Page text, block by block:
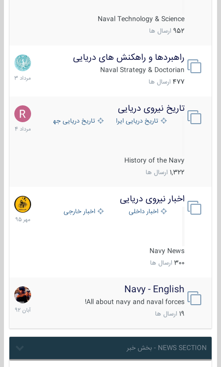
Naval Technology & Science
952 ارسال ها
راهبردها و راهکنش های دریایی
Naval Strategy & Doctorian
477 ارسال ها
2
مرداد
1403
تاریخ نیروی دریایی
تاریخ دریایی ایران تاریخ دریایی جهان
History of the Navy
1,322 ارسال ها
16
مرداد
1404
اخبار نیروی دریایی
اخبار داخلی اخبار خارجی
Navy News
300 ارسال ها
27
مهر
1395
Navy - English
All about navy and naval forces!
ارسال ها
22
آبان
1392
NEWS SECTION - بخش خبر